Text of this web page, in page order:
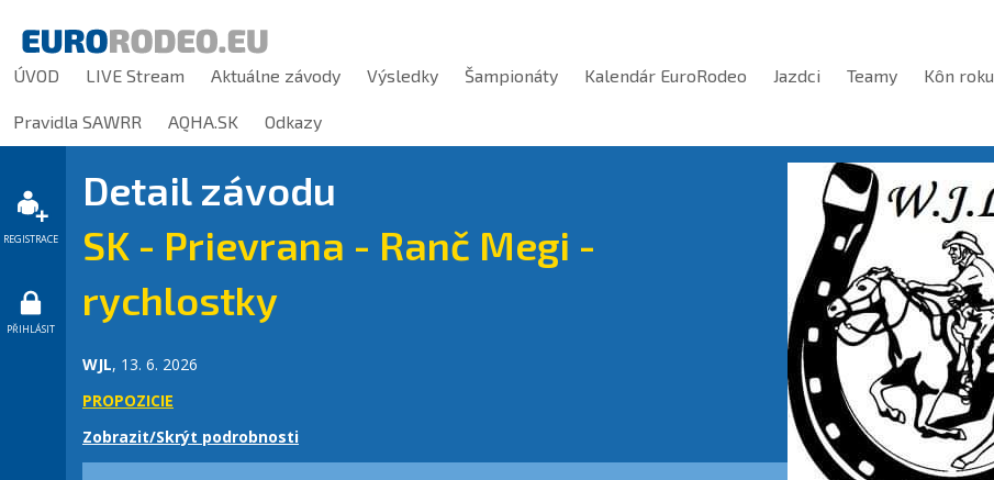
ÚVOD LIVE Stream Aktuálne závody Výsledky Šampionáty Kalendár EuroRodeo Jazdci Teamy Kôn roku
Pravidla SAWRR AQHA.SK Odkazy
REGISTRACE
PŘIHLÁSIT
Detail závodu
SK - Prievrana - Ranč Megi -
rychlostky
WJL, 13. 6. 2026
PROPOZICIE
Zobrazit/Skrýt podrobnosti